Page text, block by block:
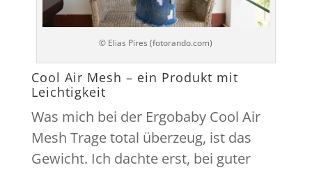
© Elias Pires (fotorando.com)
Cool Air Mesh – ein Produkt mit
Leichtigkeit
Was mich bei der Ergobaby Cool Air
Mesh Trage total überzeug, ist das
Gewicht. Ich dachte erst, bei guter